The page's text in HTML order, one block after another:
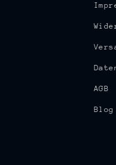
AGB
Blog